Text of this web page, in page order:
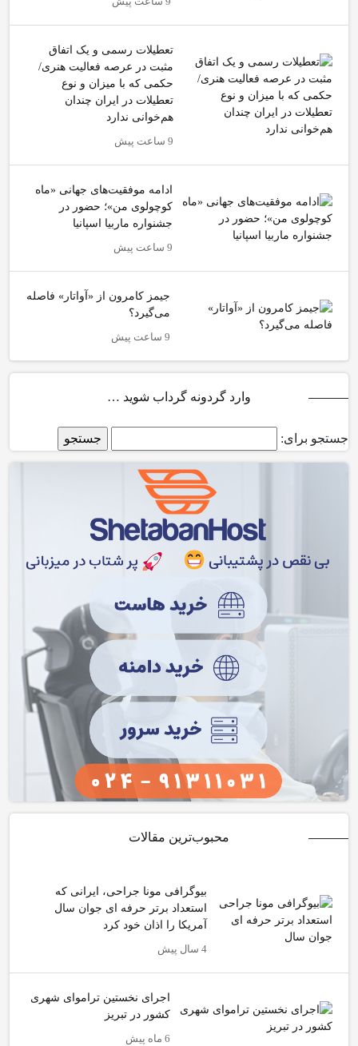
محبوب‌ترین مقالات
بیوگرافی مونا جراحی، ایرانی که
استعداد برتر حرفه ای جوان سال
آمریکا را اذان خود کرد
4 سال پیش
اجرای نخستین تراموای شهری
کشور در تبریز
6 ماه پیش
تعطیلات رسمی و یک اتفاق
مثبت در عرصه فعالیت هنری/
حکمی که با میزان و نوع
تعطیلات در ایران چندان
هم‌خوانی ندارد
9 ساعت پیش
ادامه موفقیت‌های جهانی «ماه
کوچولوی من»؛ حضور در
جشنواره ماربیا اسپانیا
9 ساعت پیش
جیمز کامرون از «آواتار» فاصله
می‌گیرد؟
9 ساعت پیش
وارد گردونه گرداب شوید …
جستجو برای: